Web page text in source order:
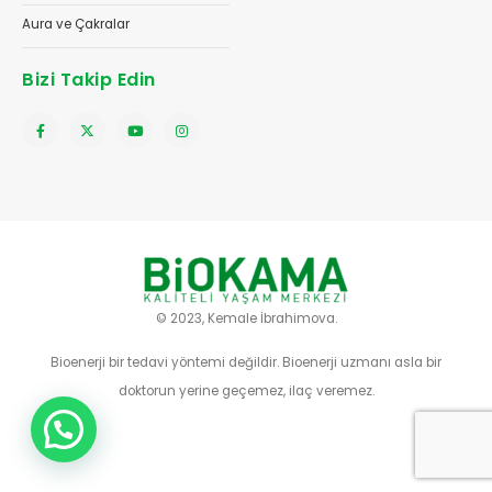
Aura ve Çakralar
Bizi Takip Edin
© 2023, Kemale İbrahimova.
Bioenerji bir tedavi yöntemi değildir. Bioenerji uzmanı asla bir
doktorun yerine geçemez, ilaç veremez.